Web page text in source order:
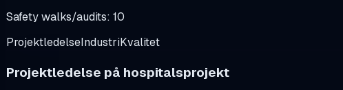
Safety walks/audits: 10
ProjektledelseIndustriKvalitet
Projektledelse på hospitalsprojekt